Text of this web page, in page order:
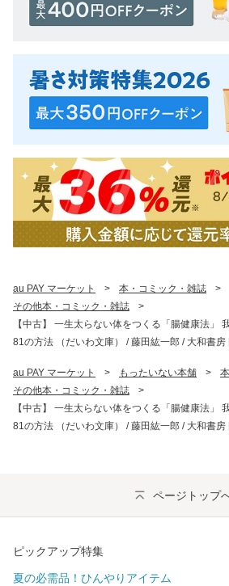
au PAY マーケット > 本・コミック・雑誌
>
その他本・コミック・雑誌
>
【中古】 一生太らない体をつくる「腸健康法」
81の方法 （だいわ文庫） / 藤田紘一郎 / 大和書房
au PAY マーケット > もったいない本舗 >
その他本・コミック・雑誌
>
【中古】 一生太らない体をつくる「腸健康法」
81の方法 （だいわ文庫） / 藤田紘一郎 / 大和書房
ページトップ
ピックアップ特集
夏の必需品！ひんやりアイテム